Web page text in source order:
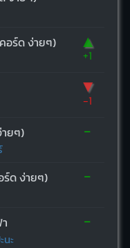
อร์ด ง่ายๆ) ▲
+1
▼
-1
ยๆ) -
ร์ด ง่ายๆ) -
นะ
-